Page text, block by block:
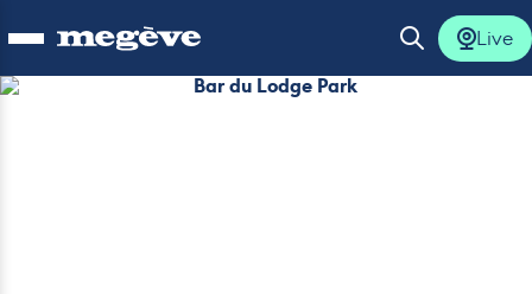
Ouvrir le menu Ouvrir la
Live
Bar du Lodge Park